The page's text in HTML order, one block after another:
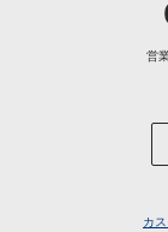
営
カ